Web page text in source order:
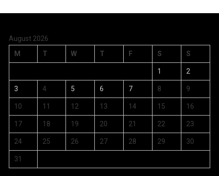
August 2026
M
T W T F S S
1 2
3 4 5 6 7 8 9
10 11 12 13 14 15 16
17 18 19 20 21 22 23
24 25 26 27 28 29 30
31